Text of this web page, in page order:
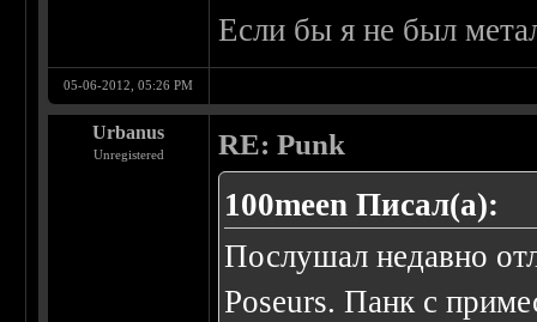
Если бы я не был
05-06-2012, 05:26 PM
Urbanus
Unregistered RE: Punk
100meen Писал(а):
Послушал недавно
Poseurs. Панк с